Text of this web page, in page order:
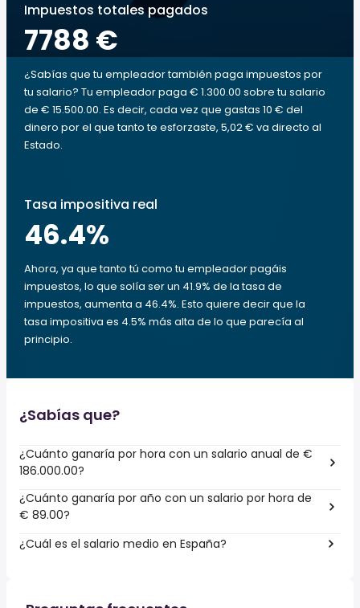
Impuestos totales pagados
7788 €
¿Sabías que tu empleador también paga impuestos por
tu salario? Tu empleador paga € 1.300.00 sobre tu salario
de € 15.500.00. Es decir, cada vez que gastas 10 € del
dinero por el que tanto te esforzaste, 5,02 € va directo al
Estado.
Tasa impositiva real
46.4%
Ahora, ya que tanto tú como tu empleador pagáis
impuestos, lo que solía ser un 41.9% de la tasa de
impuestos, aumenta a 46.4%. Esto quiere decir que la
tasa impositiva es 4.5% más alta de lo que parecía al
principio.
¿Sabías que?
¿Cuánto ganaría por hora con un salario anual de €
186.000.00?
¿Cuánto ganaría por año con un salario por hora de
€ 89.00?
¿Cuál es el salario medio en España?